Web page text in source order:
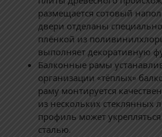
размещается сотовый
двери отделаны
плёнкой из
выполняет декоративную
Балконные рамы
организации «тёплых»
раму монтируется
из нескольких стеклянных
профиль может
сталью.